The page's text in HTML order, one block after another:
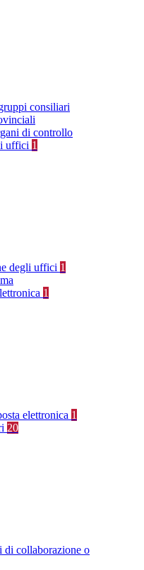
consiliari
di controllo
uffici 1
degli uffici 1
1
elettronica 1
20
collaborazione o